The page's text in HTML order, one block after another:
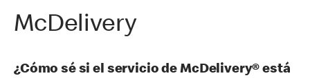
McDelivery
¿Cómo sé si el servicio de McDelivery® está